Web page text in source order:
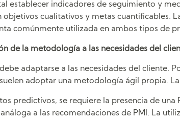
establecer indicadores de seguimiento y
objetivos cualitativos y metas cuantificables.
comúnmente utilizada en ambos tipos de
de la metodología a las necesidades del
adaptarse a las necesidades del cliente.
adoptar una metodología ágil propia.
predictivos, se requiere la presencia de una
a las recomendaciones de PMI. La